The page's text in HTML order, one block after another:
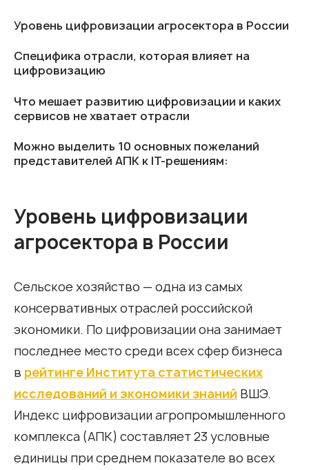
Уровень цифровизации
агросектора в России
Сельское хозяйство — одна из самых
консервативных отраслей российской
экономики. По цифровизации она занимает
последнее место среди всех сфер бизнеса
в рейтинге Института статистических
исследований и экономики знаний ВШЭ.
Индекс цифровизации агропромышленного
комплекса (АПК) составляет 23 условные
единицы при среднем показателе во всех
Уровень цифровизации агросектора в России
Специфика отрасли, которая влияет на
цифровизацию
Что мешает развитию цифровизации и каких
сервисов не хватает отрасли
Можно выделить 10 основных пожеланий
представителей АПК к IT-решениям: